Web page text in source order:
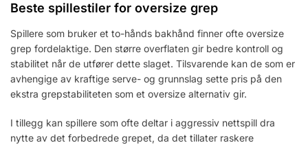
Beste spillestiler for oversize grep
Spillere som bruker et to-hånds bakhånd finner ofte oversize
grep fordelaktige. Den større overflaten gir bedre kontroll og
stabilitet når de utfører dette slaget. Tilsvarende kan de som er
avhengige av kraftige serve- og grunnslag sette pris på den
ekstra grepstabiliteten som et oversize alternativ gir.
I tillegg kan spillere som ofte deltar i aggressiv nettspill dra
nytte av det forbedrede grepet, da det tillater raskere